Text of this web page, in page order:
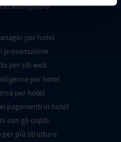
alberghiero
per hotel
prenotazione
per siti web
per hotel
per hotel
pagamenti in hotel
con gli ospiti
per più strutture